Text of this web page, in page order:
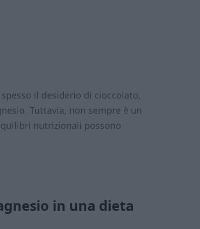
il desiderio di cioccolato,
Tuttavia, non sempre è un
nutrizionali possono
in una dieta